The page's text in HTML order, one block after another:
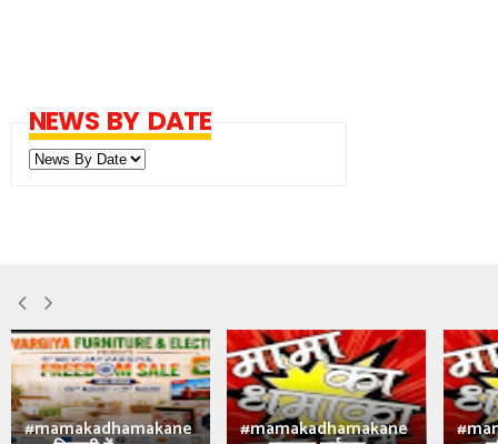
NEWS BY DATE
#mamakadhamakane #mamakadhamakane